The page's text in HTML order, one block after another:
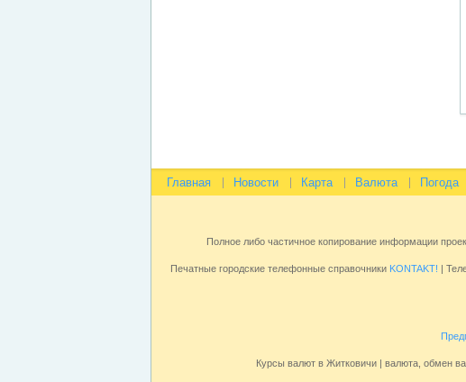
Главная Новости Карта Валюта Погода
Полное либо частичное копирование информации
Печатные городские телефонные справочникиKONTAKT! |
Курсы валют в Житковичи | валюта, обмен